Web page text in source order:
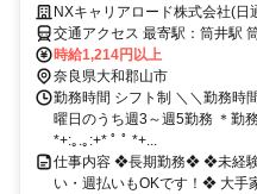
払いOK！未経験スタッフ多数活
NXキャリアロード株式会社(日
交通アクセス 最寄駅：筒井駅 筒井駅から徒歩10分 ＜勤務地＞ 奈良県
大和郡山市筒井町800番地
時給1,214円以上
奈良県大和郡山市
勤務時間 シフト制 ＼＼勤務時
曜日のうち週3～週5勤務 ＊勤
*+:｡.｡:+* ﾟ ﾟ *+...
仕事内容 ❖長期勤務❖ ❖未経
い・週払いもOKです！❖ 大手